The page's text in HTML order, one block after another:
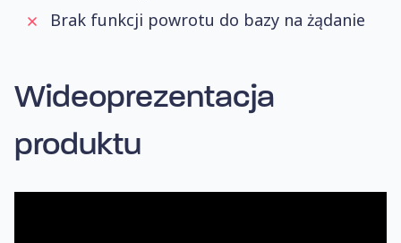
Brak funkcji powrotu do bazy na żądanie
Wideoprezentacja
produktu